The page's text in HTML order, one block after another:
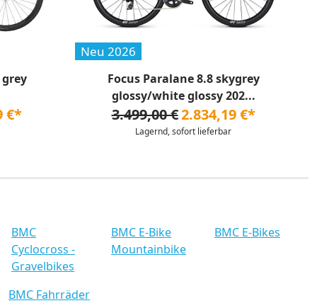
€*
Neu 2026
Focus Paralane 8.8 skygrey
glossy/white glossy 202...
3.499,00 €2.834,19 €*
Lagernd, sofort lieferbar
BMC
Cyclocross -
Gravelbikes
BMC E-Bike
Mountainbike
BMC E-Bikes
BMC Fahrräder